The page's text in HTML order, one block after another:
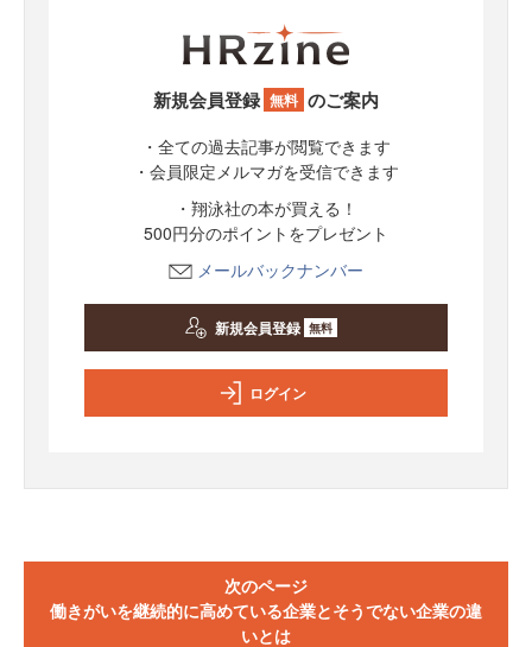
新規会員登録 無料 のご案内
・全ての過去記事が閲覧できます
・会員限定メルマガを受信できます
・翔泳社の本が買える！
500円分のポイントをプレゼント
メールバックナンバー
新規会員登録 無料
ログイン
次のページ
働きがいを継続的に高めている企業とそうでない企業の違
いとは